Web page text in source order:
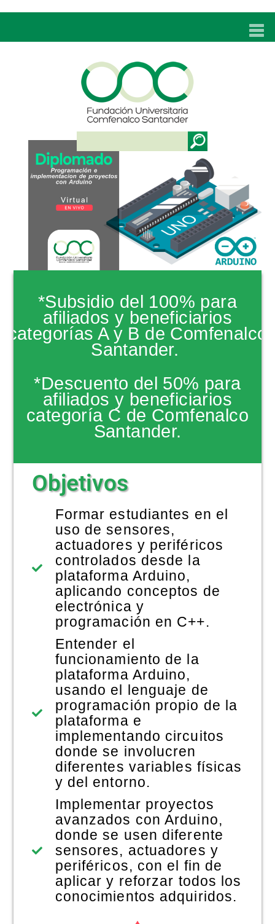
UNC
ADMISIONES
PROGRAMAS
TÉCNICOS LABORALES
BIENESTAR
BIBLIOTECA
INVESTIGACIONES
EDUCACIÓN CONTINUA
NOTICIAS
*Subsidio del 100% para
afiliados y beneficiarios
categorías A y B de Comfenalco
Santander.
*Descuento del 50% para
afiliados y beneficiarios
categoría C de Comfenalco
Santander.
Objetivos
Formar estudiantes en el
uso de sensores,
actuadores y periféricos
controlados desde la
plataforma Arduino,
aplicando conceptos de
electrónica y
programación en C++.
Entender el
funcionamiento de la
plataforma Arduino,
usando el lenguaje de
programación propio de la
plataforma e
implementando circuitos
donde se involucren
diferentes variables físicas
y del entorno.
Implementar proyectos
avanzados con Arduino,
donde se usen diferente
sensores, actuadores y
periféricos, con el fin de
aplicar y reforzar todos los
conocimientos adquiridos.